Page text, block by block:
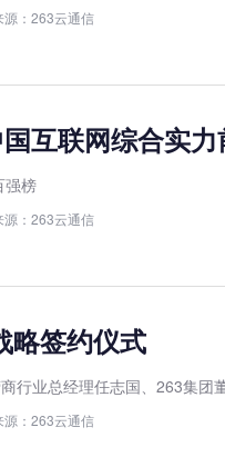
：263云通信
互联网综合实
强榜
：263云通信
略签约仪式
行业总经理任志国、263集
：263云通信